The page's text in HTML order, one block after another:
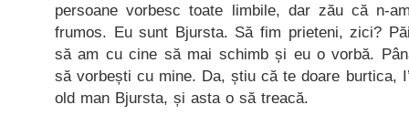
persoane vorbesc toate limbile, dar zău că n-
frumos. Eu sunt Bjursta. Să fim prieteni, zici?
să am cu cine să mai schimb și eu o vorbă.
să vorbești cu mine. Da, știu că te doare burtica,
old man Bjursta, și asta o să treacă.